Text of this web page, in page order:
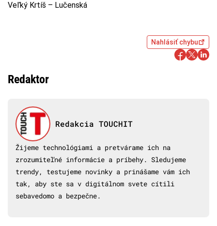
Veľký Krtíš – Lučenská
Nahlásiť chybu
Redaktor
Redakcia TOUCHIT
Žijeme technológiami a pretvárame ich na
zrozumiteľné informácie a príbehy. Sledujeme
trendy, testujeme novinky a prinášame vám ich
tak, aby ste sa v digitálnom svete cítili
sebavedomo a bezpečne.